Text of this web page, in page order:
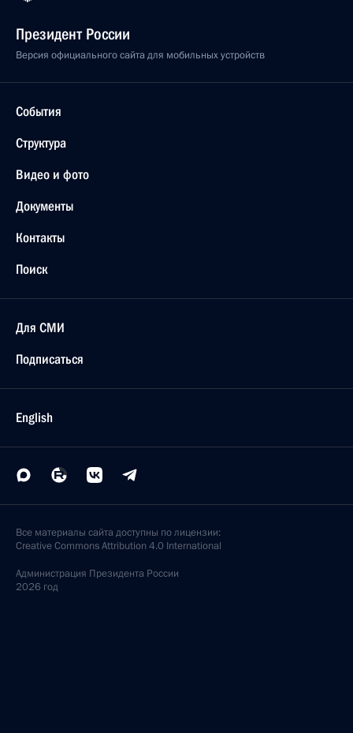
Президент России
Версия официального сайта для мобильных устройств
События
Структура
Видео и фото
Документы
Контакты
Поиск
Для СМИ
Подписаться
English
Все материалы сайта доступны по лицензии:
Creative Commons Attribution 4.0 International
Администрация Президента России
2026 год